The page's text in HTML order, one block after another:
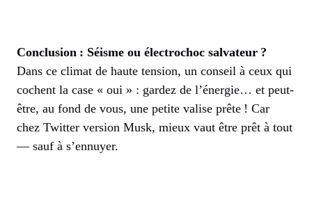
Conclusion : Séisme ou électrochoc salvateur ?
Dans ce climat de haute tension, un conseil à ceux qui
cochent la case « oui » : gardez de l’énergie… et peut-
être, au fond de vous, une petite valise prête ! Car
chez Twitter version Musk, mieux vaut être prêt à tout
— sauf à s’ennuyer.